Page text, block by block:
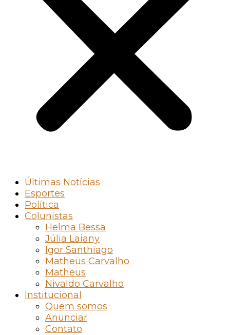
Últimas Notícias
Esportes
Política
Colunistas
Helma Bessa
Júlia Laiany
Igor Santhiago
Matheus Carvalho
Matheus
Nivaldo Carvalho
Institucional
Quem somos
Anunciar
Contato